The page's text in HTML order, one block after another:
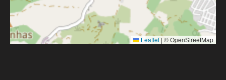
Leaflet | © OpenStreetMap